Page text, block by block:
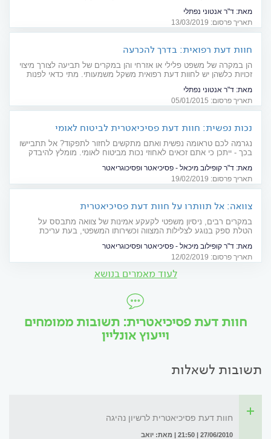
הפגיעה הנפשית, יש צורך בחוות דעת פסיכיאטרית
מאת: ד"ר אנטוני נפתלי
תאריך פרסום: 13/03/2019
חוות דעת רפואית: בדרך להכרעה
הן במקרה של משפט פלילי או אזרחי והן במקרים של תביעה לצורך מיצוי
זכויות כלשהן יש לחוות דעת רפואית משקל משמעותי. מתי כדאי לפנות
מאת: ד"ר אנטוני נפתלי
תאריך פרסום: 05/01/2015
נכות נפשית: חוות דעת פסיכיאטרית לביטוח לאומי
נגרמה לכם טראומה נפשית ואתם מתקשים לחזור לתפקוד? אל תתביישו
בכך - ייתכן כי אתם זכאים לאחוזי נכות מביטוח לאומי. מומלץ להיבדק
משקפת את מצבכם הנפשי - ואינה נמוכה מדי
מאת: ד"ר קופילוב מיכאל - פסיכיאטר ופסיכוגריאטר
תאריך פרסום: 19/02/2019
צוואה: אל תוותרו על חוות דעת פסיכיאטרית
במקרים רבים, ניסיון משפטי לקעקע אמינות של צוואה מתבסס על
הטלת ספק בנוגע לצלילות המצווה וכשירותו המשפטי, בעת עריכת
לכשירות המצווה, סמוך ככל הניתן לחתימה על הצוואה
מאת: ד"ר קופילוב מיכאל - פסיכיאטר ופסיכוגריאטר
תאריך פרסום: 12/02/2019
לעוד מאמרים בנושא
חוות דעת פסיכיאטרית: תשובות ממומחים
וייעוץ אונליין
תשובות לשאלות
חוות דעת פסיכיאטרית לרשיון נהיגה
27/06/2010 | 21:50 | מאת: יואב